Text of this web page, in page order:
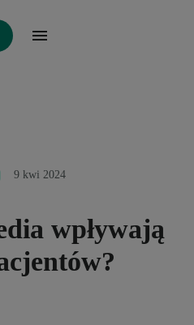
9 kwi 2024
wpływają